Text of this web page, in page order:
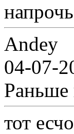
Andey
04-07-
Раньше
тот